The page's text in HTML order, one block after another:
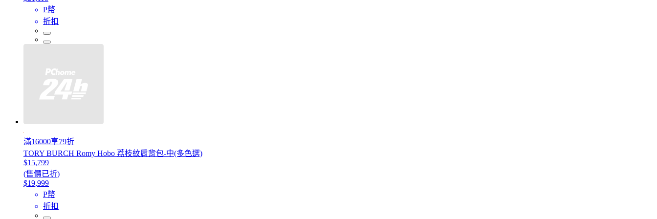
P幣
折扣
滿16000享79折
TORY BURCH Romy Hobo 荔枝紋肩背包-中(多色選)
$15,799
(售價已折)
$19,999
P幣
折扣